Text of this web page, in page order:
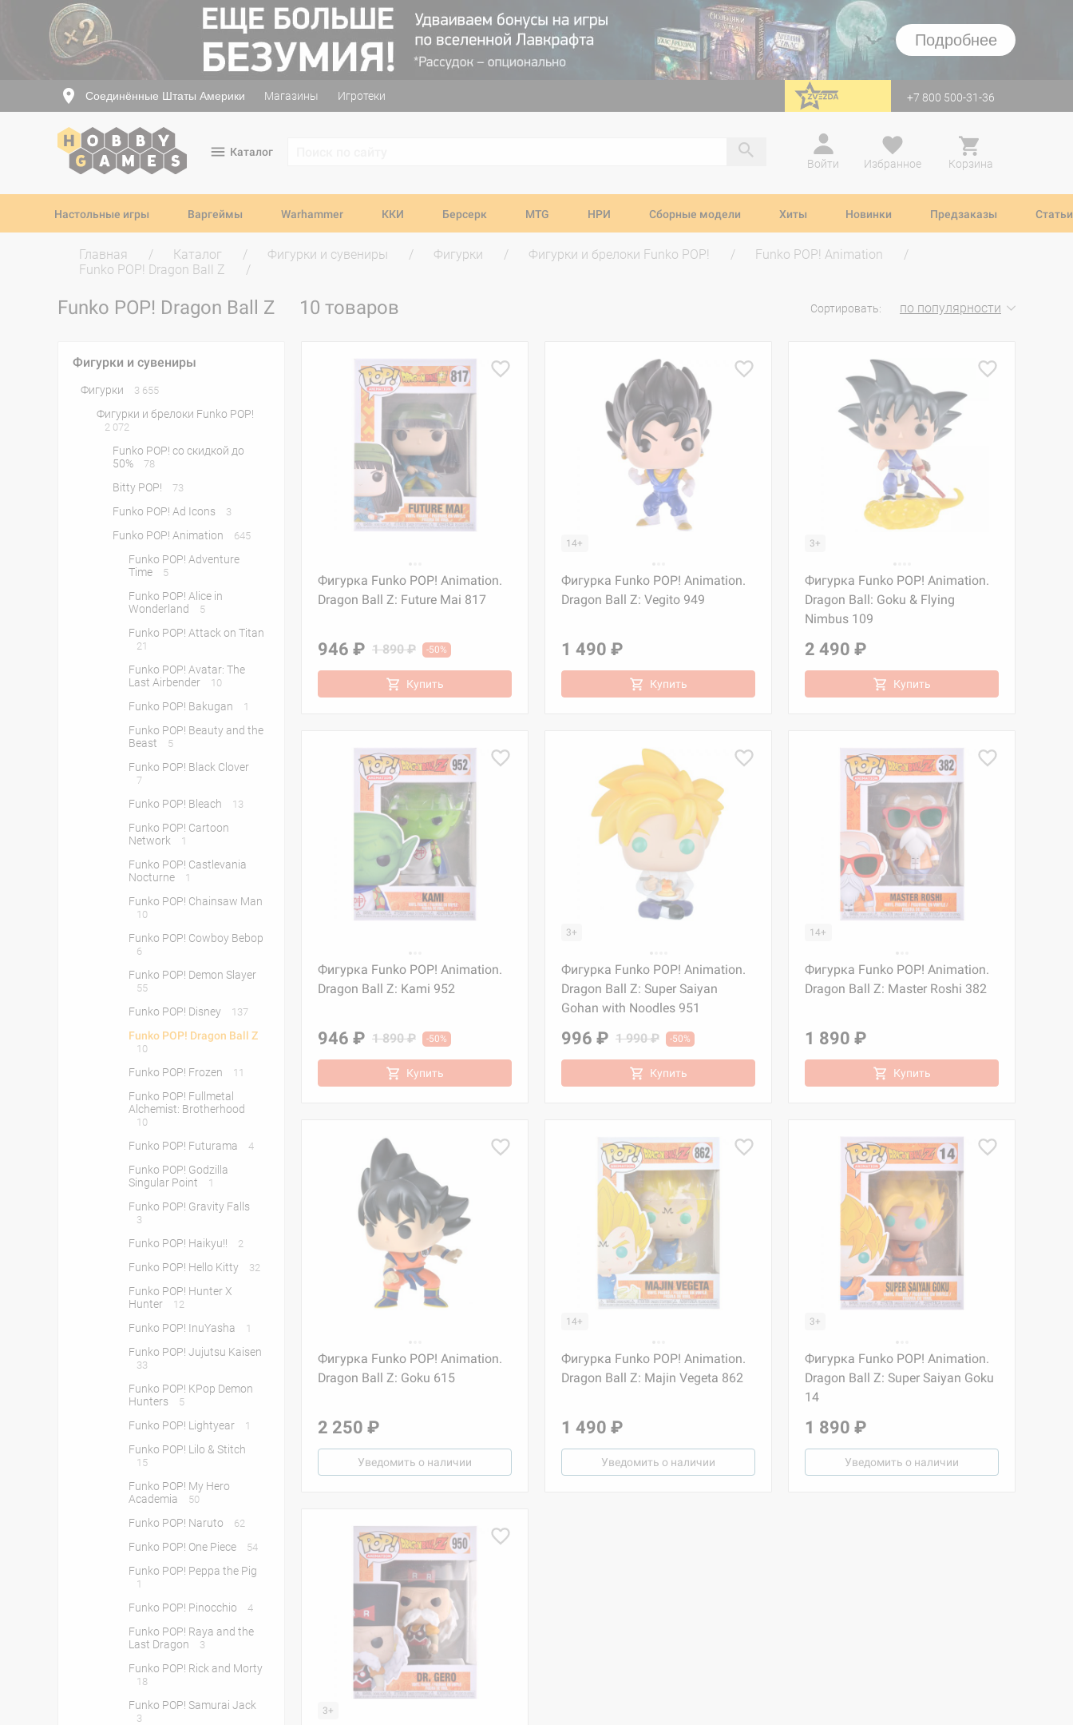
Подробнее
Соединённые Штаты Америки Магазины Игротеки перейти на Zvezda +7 800 500-31-36
Каталог
Войти
Избранное Корзина
Настольные игры Варгеймы Warhammer ККИ Берсерк MTG НРИ Сборные модели Хиты Новинки Предзаказы Статьи
Главная Каталог Фигурки и сувениры Фигурки Фигурки и брелоки Funko POP!
Funko POP! Animation
Funko POP! Dragon Ball Z
Funko POP! Dragon Ball Z 10 товаров Сортировать: по популярности
Фигурки и сувениры
Фигурки 3 655
Фигурки и брелоки Funko POP!
2 072
Funko POP! со скидкой до
50%
78
Bitty POP! 73
Funko POP! Ad Icons 3
Funko POP! Animation 645
Funko POP! Adventure
Time
5
Funko POP! Alice in
Wonderland
5
Funko POP! Attack on Titan
21
Funko POP! Avatar: The
Last Airbender
10
Funko POP! Bakugan 1
Funko POP! Beauty and the
Beast
5
Funko POP! Black Clover
7
Funko POP! Bleach 13
Funko POP! Cartoon
Network
1
Funko POP! Castlevania
Nocturne
1
Funko POP! Chainsaw Man
10
Funko POP! Cowboy Bebop
6
Funko POP! Demon Slayer
55
Funko POP! Disney 137
Funko POP! Dragon Ball Z
10
Funko POP! Frozen 11
Funko POP! Fullmetal
Alchemist: Brotherhood
10
Funko POP! Futurama 4
Funko POP! Godzilla
Singular Point
1
Funko POP! Gravity Falls
3
Funko POP! Haikyu!! 2
Funko POP! Hello Kitty 32
Funko POP! Hunter X
Hunter
12
Funko POP! InuYasha 1
Funko POP! Jujutsu Kaisen
33
Funko POP! KPop Demon
Hunters
5
Funko POP! Lightyear 1
Funko POP! Lilo & Stitch
15
Funko POP! My Hero
Academia
50
Funko POP! Naruto 62
Funko POP! One Piece 54
Funko POP! Peppa the Pig
1
Funko POP! Pinocchio 4
Funko POP! Raya and the
Last Dragon
3
Funko POP! Rick and Morty
18
Funko POP! Samurai Jack
3
Фигурка Funko POP! Animation.
Dragon Ball Z: Future Mai 817
946 ₽ 1 890 ₽ -50%
Купить
14+
Фигурка Funko POP! Animation.
Dragon Ball Z: Vegito 949
1 490 ₽
Купить
3+
Фигурка Funko POP! Animation.
Dragon Ball: Goku & Flying
Nimbus 109
2 490 ₽
Купить
Фигурка Funko POP! Animation.
Dragon Ball Z: Kami 952
946 ₽ 1 890 ₽ -50%
Купить
3+
Фигурка Funko POP! Animation.
Dragon Ball Z: Super Saiyan
Gohan with Noodles 951
996 ₽ 1 990 ₽ -50%
Купить
14+
Фигурка Funko POP! Animation.
Dragon Ball Z: Master Roshi 382
1 890 ₽
Купить
Фигурка Funko POP! Animation.
Dragon Ball Z: Goku 615
2 250 ₽
Уведомить о наличии
14+
Фигурка Funko POP! Animation.
Dragon Ball Z: Majin Vegeta 862
1 490 ₽
Уведомить о наличии
3+
Фигурка Funko POP! Animation.
Dragon Ball Z: Super Saiyan Goku
14
1 890 ₽
Уведомить о наличии
3+